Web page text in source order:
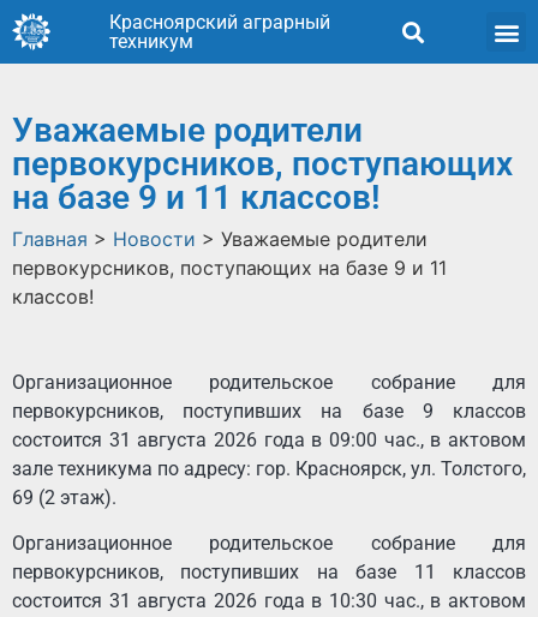
Красноярский аграрный
техникум
Уважаемые родители
первокурсников, поступающих
на базе 9 и 11 классов!
Главная > Новости > Уважаемые родители
первокурсников, поступающих на базе 9 и 11
классов!
Организационное родительское собрание для
первокурсников, поступивших на базе 9 классов
состоится 31 августа 2026 года в 09:00 час., в актовом
зале техникума по адресу: гор. Красноярск, ул. Толстого,
69 (2 этаж).
Организационное родительское собрание для
первокурсников, поступивших на базе 11 классов
состоится 31 августа 2026 года в 10:30 час., в актовом